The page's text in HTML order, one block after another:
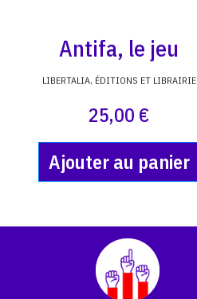
Antifa, le jeu
LIBERTALIA, ÉDITIONS ET LIBRAIRIE
25,00 €
Ajouter au panier